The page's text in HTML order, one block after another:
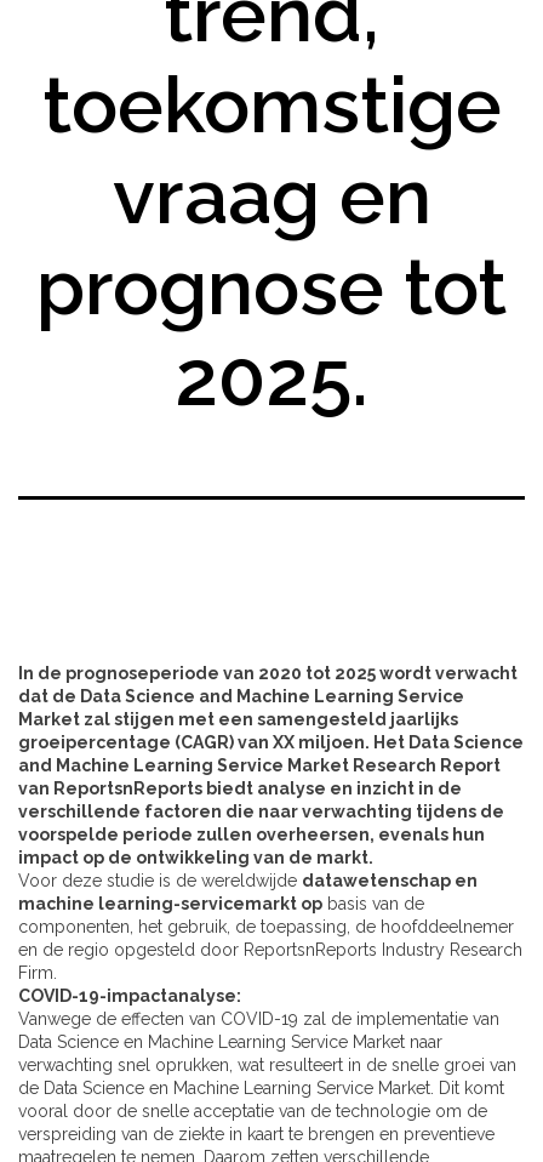
toekomstige
vraag en
prognose tot
2025.
In de prognoseperiode van 2020 tot 2025 wordt verwacht
dat de Data Science and Machine Learning Service
Market zal stijgen met een samengesteld jaarlijks
groeipercentage (CAGR) van XX miljoen. Het Data Science
and Machine Learning Service Market Research Report
van ReportsnReports biedt analyse en inzicht in de
verschillende factoren die naar verwachting tijdens de
voorspelde periode zullen overheersen, evenals hun
impact op de ontwikkeling van de markt.
Voor deze studie is de wereldwijde datawetenschap en
machine learning-servicemarkt op basis van de
componenten, het gebruik, de toepassing, de hoofddeelnemer
en de regio opgesteld door ReportsnReports Industry Research
Firm.
COVID-19-impactanalyse:
Vanwege de effecten van COVID-19 zal de implementatie van
Data Science en Machine Learning Service Market naar
verwachting snel oprukken, wat resulteert in de snelle groei van
de Data Science en Machine Learning Service Market. Dit komt
vooral door de snelle acceptatie van de technologie om de
verspreiding van de ziekte in kaart te brengen en preventieve
maatregelen te nemen. Daarom zetten verschillende